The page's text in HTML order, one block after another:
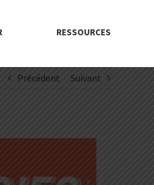
RESSOURCES
Précédent Suivant